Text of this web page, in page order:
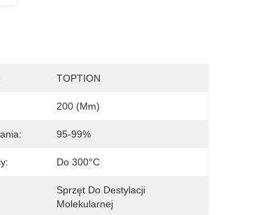
TOPTION
200 (mm)
95-99%
Do 300°C
Sprzęt Do Destylacji
Molekularnej